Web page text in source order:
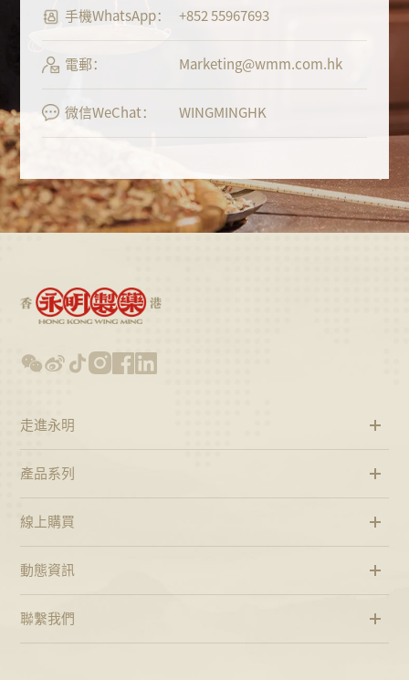
手機WhatsApp： +852 55967693
電郵： Marketing@wmm.com.hk
微信WeChat： WINGMINGHK
走進永明
產品系列
線上購買
動態資訊
聯繫我們